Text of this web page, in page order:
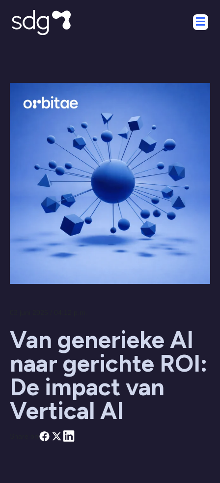
Van generieke AI
naar gerichte ROI:
De impact van
Vertical AI